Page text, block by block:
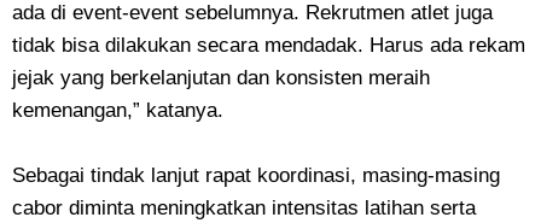
ada di event-event sebelumnya. Rekrutmen atlet juga
tidak bisa dilakukan secara mendadak. Harus ada rekam
jejak yang berkelanjutan dan konsisten meraih
kemenangan,” katanya.
Sebagai tindak lanjut rapat koordinasi, masing-masing
cabor diminta meningkatkan intensitas latihan serta